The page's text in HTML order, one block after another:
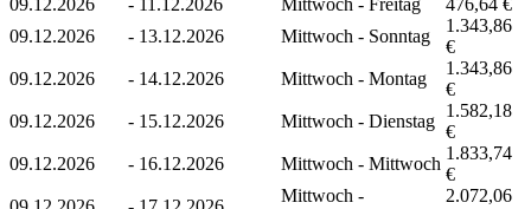
09.12.2026
- 11.12.2026 Mittwoch - Freitag
476,64 €
09.12.2026
- 13.12.2026 Mittwoch - Sonntag
1.343,86
€
09.12.2026
- 14.12.2026 Mittwoch - Montag
1.343,86
€
09.12.2026
- 15.12.2026 Mittwoch - Dienstag
1.582,18
€
09.12.2026
- 16.12.2026 Mittwoch - Mittwoch
1.833,74
€
Mittwoch -
2.072,06